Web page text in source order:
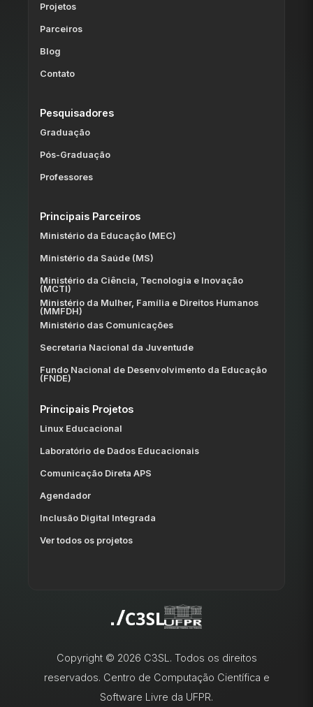
Projetos
Parceiros
Blog
Contato
Pesquisadores
Graduação
Pós-Graduação
Professores
Principais Parceiros
Ministério da Educação (MEC)
Ministério da Saúde (MS)
Ministério da Ciência, Tecnologia e Inovação
(MCTI)
Ministério da Mulher, Família e Direitos Humanos
(MMFDH)
Ministério das Comunicações
Secretaria Nacional da Juventude
Fundo Nacional de Desenvolvimento da Educação
(FNDE)
Principais Projetos
Linux Educacional
Laboratório de Dados Educacionais
Comunicação Direta APS
Agendador
Inclusão Digital Integrada
Ver todos os projetos
Copyright © 2026 C3SL. Todos os direitos
reservados. Centro de Computação Científica e
Software Livre da UFPR.